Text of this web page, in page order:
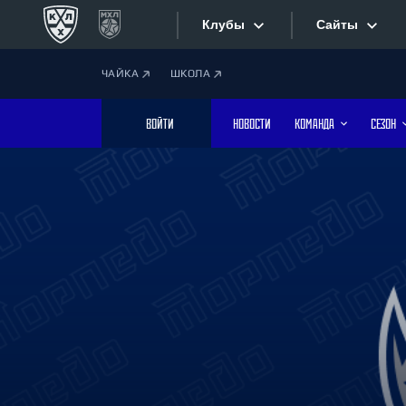
Клубы
Дивизион Боброва
Лада
Сайты
Фотобанк
ЧАЙКА ШКОЛА
ВОЙТИ НОВОСТИ КОМАНДА СЕЗОН